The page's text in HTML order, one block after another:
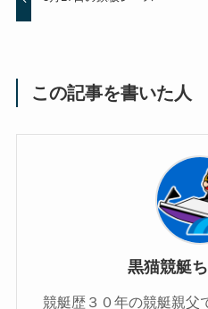
この記事を書いた人
黒猫競艇
競艇歴３０年の競艇親父